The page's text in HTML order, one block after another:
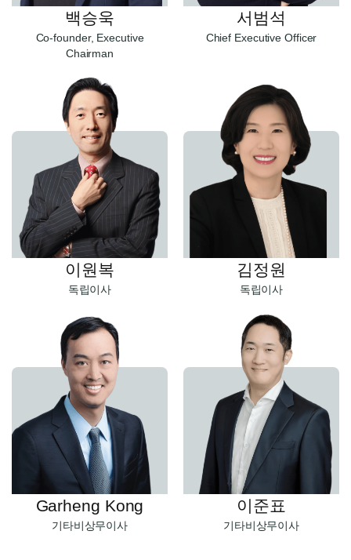
백승욱
Co-founder, Executive
Chairman
서범석
Chief Executive Officer
이원복
독립이사
김정원
독립이사
Garheng Kong
기타비상무이사
이준표
기타비상무이사